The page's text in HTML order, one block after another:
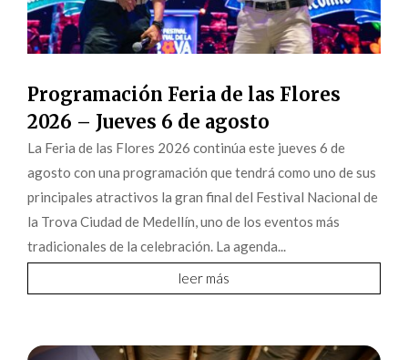
Programación Feria de las Flores
2026 – Jueves 6 de agosto
La Feria de las Flores 2026 continúa este jueves 6 de
agosto con una programación que tendrá como uno de sus
principales atractivos la gran final del Festival Nacional de
la Trova Ciudad de Medellín, uno de los eventos más
tradicionales de la celebración. La agenda...
leer más